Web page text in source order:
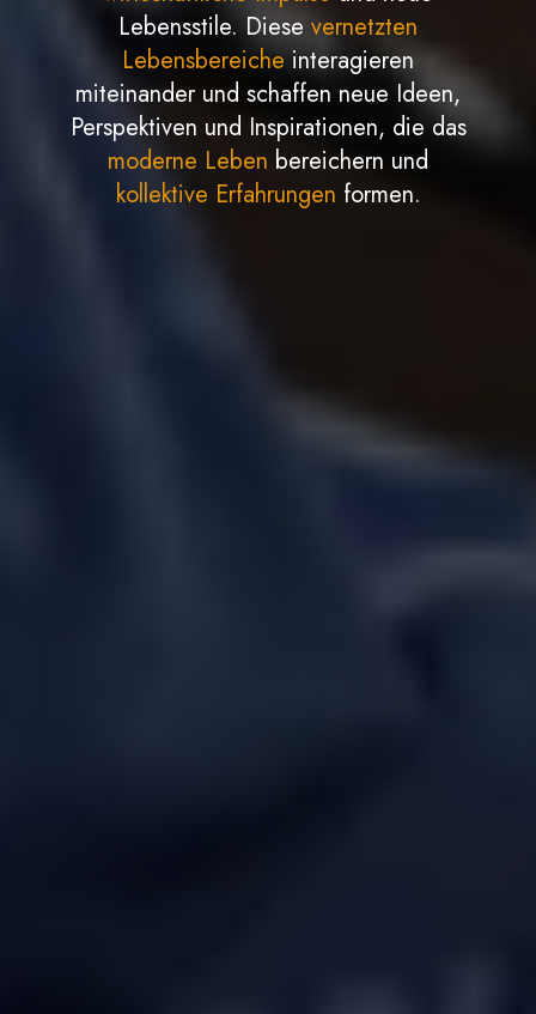
Lebensstile. Diese vernetzten
Lebensbereicheinteragieren
miteinander und schaffen neue Ideen,
Perspektiven und Inspirationen, die das
moderne Leben bereichern und
kollektive Erfahrungen formen.